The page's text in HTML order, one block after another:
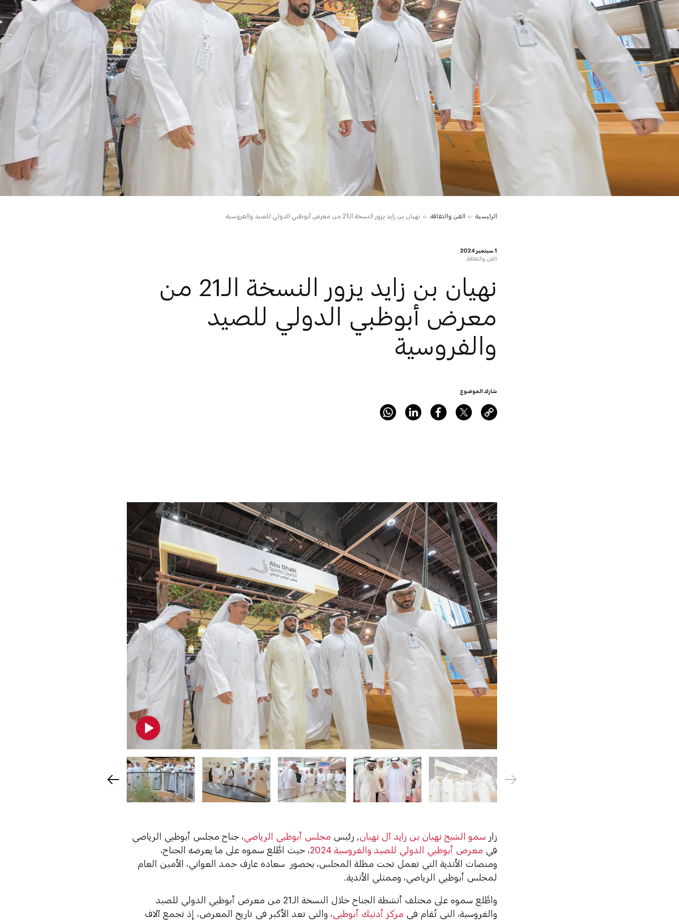
الرئيسية الفن والثقافة نهيان بن زايد يزور النسخة الـ21 من معرض أبوظبي الدولي للصيد والفروسية
1 سبتمبر 2024
الفن والثقافة
نهيان بن زايد يزور النسخة الـ21 من
معرض أبوظبي الدولي للصيد
والفروسية
شارك الموضوع
زار سمو الشيخ نهيان بن زايد آل نهيان, رئيس مجلس أبوظبي الرياضي، جناح مجلس أبوظبي الرياضي
في معرض أبوظبي الدولي للصيد والفروسية 2024
، حيث اطَّلع سموه على ما يعرضه الجناح،
ومنصات الأندية التي تعمل تحت مظلة المجلس، بحضور سعادة عارف حمد العواني، الأمين العام
لمجلس أبوظبي الرياضي، وممثلي الأندية.
واطَّلع سموه على مختلف أنشطة الجناح خلال النسخة الـ21 من معرض أبوظبي الدولي للصيد
والفروسية، التي تُقام في مركز أدنيك أبوظبي، والتي تعد الأكبر في تاريخ المعرض، إذ تجمع آلاف